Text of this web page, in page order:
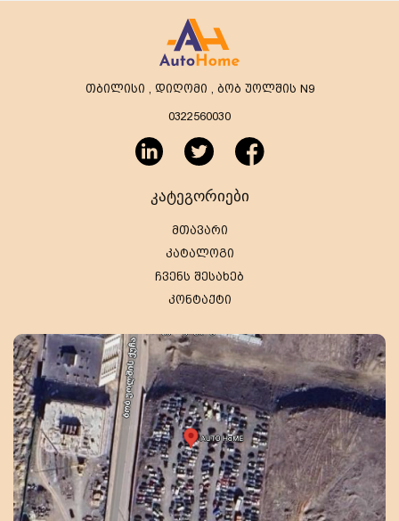
თბილისი , დიღომი , ბობ უოლშის N9
0322560030
კატეგორიები
მთავარი
კატალოგი
ჩვენს შესახებ
კონტაქტი